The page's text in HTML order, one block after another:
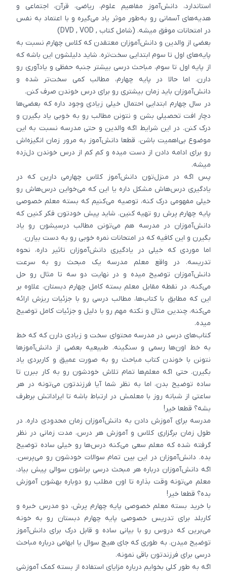
استاندارد، دانش‌آموز مفاهیم علوم، ریاضی، قرآن، اجتماعی و
هدیه‌های آسمانی رو به‌طور موثر یاد می‌گیره و با اعتماد به نفس
در امتحانات موفق میشه. (شامل کتاب , DVD , VOD)
بعضی از والدین و دانش‌آموزان معتقدن که کلاس چهارم نسبت به
پایه‌های اول تا سوم ابتدایی سخت‌تره. شاید دلیلشون این باشه که
از پایه اول تا سوم، مباحث درسی بیشتر جنبه حفظی و یادآوری رو
دارن. اما حالا در پایه چهارم، مطالب کمی سخت‌تر شده و
دانش‌آموزان باید زمان بیشتری رو برای درس خوندن صرف کنن.
در سال چهارم ابتدایی احتمال خیلی زیادی وجود داره که بعضی‌ها
دچار افت تحصیلی بشن و نتونن مطالب رو به خوبی یاد بگیرن و
درک کنن. در این شرایط اگه والدین و حتی مدرسه نسبت به این
موضوع بی‌اهمیت باشن، قطعا دانش‌آموز به مرور زمان انگیزه‌اش
رو برای ادامه دادن از دست میده و کم کم از درس خوندن دل‌زده
میشه.
پس اگه در منزل‌تون دانش‌آموز کلاس چهارمی دارین که در
یادگیری درس‌هاش مشکل داره یا این که می‌خواین درس‌هاش رو
خیلی مفهومی درک کنه، توصیه می‌کنیم که بسته معلم خصوصی
پایه چهارم پرش رو تهیه کنین. شاید پیش خودتون فکر کنین که
دانش‌آموزان در مدرسه هم می‌تونن مطالب درسیشون رو یاد
بگیرن و این کافیه که در امتحانات نمره خوبی رو به دست بیارن.
اما موردی که خیلی در یادگیری دانش‌آموزان تاثیر داره، نحوه
تدریسه. در واقع معلم مدرسه یک مبحث رو به سرعت
دانش‌آموزان توضیح میده و در نهایت دو سه تا مثال رو حل
می‌کنه. در نقطه مقابل معلم بسته کامل چهارم دبستان، علاوه بر
این که مطابق با کتاب‌ها، مطالب درسی رو با جزئیات ریزش ارائه
می‌کنه، چندین مثال و نکته مهم رو با دلیل و جزئیات کامل توضیح
میده.
کتاب‌های درسی در مدرسه محتوای سخت و زیادی دارن که که خط
به خط اون‌ها رسمی و سنگینه. طبیعیه بعضی از دانش‌آموزها
نتونن با خوندن کتاب مباحث رو به صورت عمیق و کاربردی یاد
بگیرن. حتی اگه معلم‌ها تمام تلاش خودشون رو به کار ببرن تا
ساده توضیح بدن، اما به نظر شما آیا فرزندتون می‌تونه در هر
ساعتی از شبانه روز با معلمش در ارتباط باشه تا ایراداتش برطرف
بشه؟ قطعا خیر!
مدرسه برای آموزش دادن به دانش‌آموزان زمان محدودی داره. در
طول زمان برگزاری کلاس و آموزش هر درس، مدت زمانی در نظر
گرفته شده که معلم سعی می‌کنه درس‌ها رو خیلی ساده توضیح
بده. دانش‌آموزان در این بین تمام سوالات خودشون رو می‌پرسن.
اگه دانش‌آموزان درباره هر مبحث درسی براشون سوالی پیش بیاد،
معلم می‌تونه وقت بذاره تا اون مطلب رو دوباره بهشون آموزش
بده؟ قطعا خیر!
با خرید بسته معلم خصوصی پایه چهارم پرش، دو مدرس خبره و
کاربلد برای تدریس خصوصی پایه چهارم دبستان رو به خونه
می‌برین که دروس رو با بیانی ساده و قابل درک برای دانش‌آموز
توضیح میدن. به طوری که جای هیچ سوال یا ابهامی درباره مباحث
درسی برای فرزندتون باقی نمونه.
اگه به طور کلی بخوایم درباره مزایای استفاده از بسته کمک آموزشی